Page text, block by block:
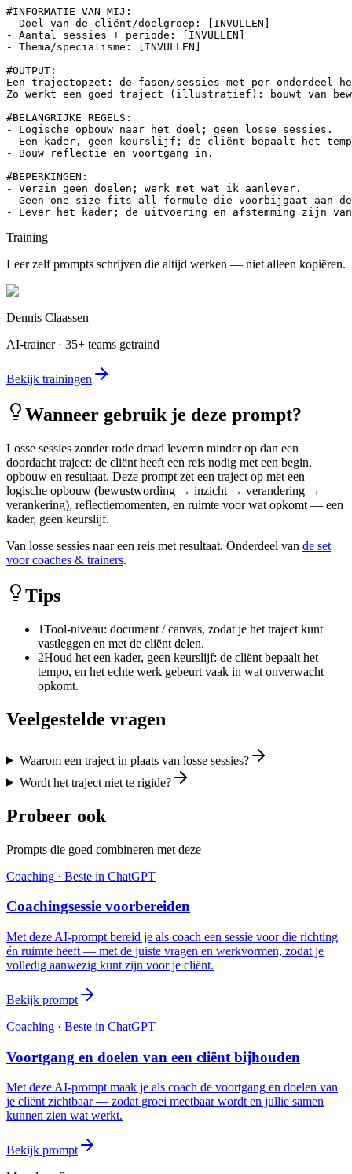
#INFORMATIE VAN MIJ:
- Doel van de cliënt/doelgroep: [INVULLEN]
- Aantal sessies + periode: [INVULLEN]
- Thema/specialisme: [INVULLEN]
#OUTPUT:
Een trajectopzet: de fasen/sessies met per onderdeel
Zo werkt een goed traject (illustratief): bouwt van
#BELANGRIJKE REGELS:
- Logische opbouw naar het doel; geen losse sessies.
- Een kader, geen keurslijf; de cliënt bepaalt het
- Bouw reflectie en voortgang in.
#BEPERKINGEN:
- Verzin geen doelen; werk met wat ik aanlever.
- Geen one-size-fits-all formule die voorbijgaat aan
- Lever het kader; de uitvoering en afstemming zijn
Training
Leer zelf prompts schrijven die altijd werken — niet alleen kopiëren.
Dennis Claassen
AI-trainer · 35+ teams getraind
Bekijk trainingen
Wanneer gebruik je deze prompt?
Losse sessies zonder rode draad leveren minder op dan een
doordacht traject: de cliënt heeft een reis nodig met een begin,
opbouw en resultaat. Deze prompt zet een traject op met een
logische opbouw (bewustwording → inzicht → verandering →
verankering), reflectiemomenten, en ruimte voor wat opkomt — een
kader, geen keurslijf.
Van losse sessies naar een reis met resultaat. Onderdeel van de set
voor coaches & trainers.
Tips
1Tool-niveau: document / canvas, zodat je het traject kunt
vastleggen en met de cliënt delen.
2Houd het een kader, geen keurslijf: de cliënt bepaalt het
tempo, en het echte werk gebeurt vaak in wat onverwacht
opkomt.
Veelgestelde vragen
Waarom een traject in plaats van losse sessies?
Wordt het traject niet te rigide?
Probeer ook
Prompts die goed combineren met deze
Coaching · Beste in ChatGPT
Coachingsessie voorbereiden
Met deze AI-prompt bereid je als coach een sessie voor die richting
én ruimte heeft — met de juiste vragen en werkvormen, zodat je
volledig aanwezig kunt zijn voor je cliënt.
Bekijk prompt
Coaching · Beste in ChatGPT
Voortgang en doelen van een cliënt bijhouden
Met deze AI-prompt maak je als coach de voortgang en doelen van
je cliënt zichtbaar — zodat groei meetbaar wordt en jullie samen
kunnen zien wat werkt.
Bekijk prompt